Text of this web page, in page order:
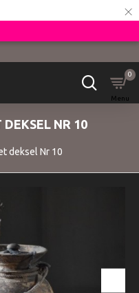
×
0
deksel Nr 10
DEKSEL NR 10